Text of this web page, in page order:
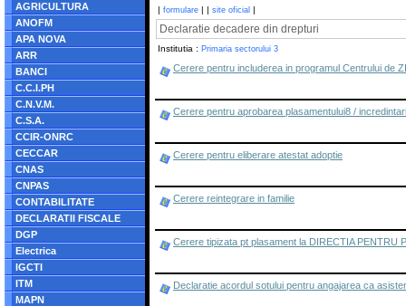
AGRICULTURA
ANOFM
APA NOVA
ARR
BANCI
C.C.I.PH
C.N.V.M.
C.S.A.
CCIR-ONRC
CECCAR
CNAS
CNPAS
CONTABILITATE
DECLARATII FISCALE
DGP
Electrica
IGCTI
ITM
MAPN
| formulare | | site oficial |
Declaratie decadere din drepturi
Institutia : Primaria sectorului 3
Cerere pentru includerea in programul Centrului de
Cerere pentru aprobarea plasamentului8 /
Cerere pentru eliberare atestat adoptie
Cerere reintegrare in familie
Cerere tipizata pt plasament la DIRECTIA PENTRU
Declaratie acordul sotului pentru angajarea ca